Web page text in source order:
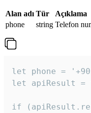
Alan adı Tür
Açıklama
phone
string Telefon
let phone =
let apiResult =
if